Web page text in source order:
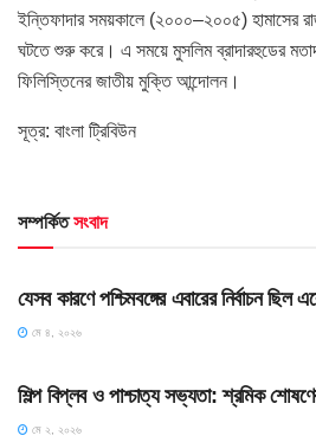
ইন্তিফাদার সময়কালে (২০০০–২০০৫) হামাসের
ঘটতে শুরু করে। এ সময়ে মুসলিম ব্রাদারহুডের
ফিলিস্তিনের জাতীয় মুক্তি আন্দোলন।
সূত্র: বাংলা ট্রিবিউন
সম্পর্কিতসংবাদ
HOME POST
যেসব কারণে পশ্চিমবঙ্গের এবারের নির্বাচন ছিল
মে ৪, ২০২৬
শিল্প বিপ্লব ও পাশ্চাত্য সভ্যতা: শ্রমিক
মে ২, ২০২৬